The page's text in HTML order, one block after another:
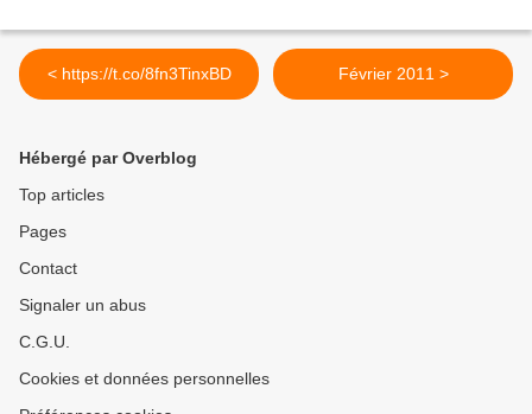
< https://t.co/8fn3TinxBD Février 2011 >
Hébergé par Overblog
Top articles
Pages
Contact
Signaler un abus
C.G.U.
Cookies et données personnelles